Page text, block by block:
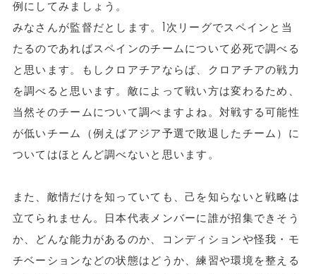
例にしてみましょう。
みなさんが監督だとします。1次リーグでスペインと当
たるのであればスペインのチームについて必死で調べる
と思います。もしクロアチアならば、クロアチアの戦力
を調べると思います。敵によって戦い方は変わるため、
当然そのチームについて調べますよね。対戦する可能性
が低いチーム（例えばアジア予選で敗退したチーム）に
ついてはほとんど調べないと思います。
また、敵情だけを知っていても、己を知らないと戦略は
立てられません。日本代表メンバーに誰が招集できそう
か、どんな能力があるのか、コンディションや怪我・モ
チベーションなどの状態はどうか、練習や環境を整える